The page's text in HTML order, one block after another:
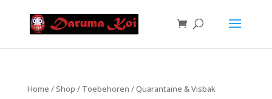
Home /Shop / Toebehoren / Quarantaine & Visbak